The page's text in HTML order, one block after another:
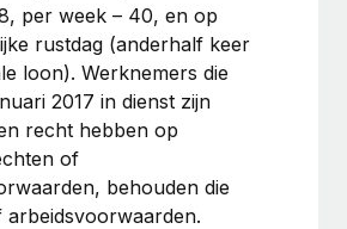
leider in de wereldwijde
zet zich sinds 2016...
per week – 40, en op
rustdag (anderhalf keer
loon). Werknemers die
2017 in dienst zijn
recht hebben op
of
behouden die